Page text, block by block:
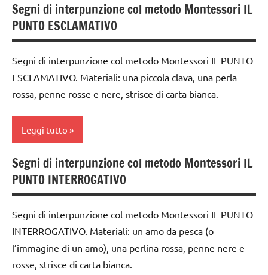
Montessori
TUTTI GLI
PER ETA'
ARTICOLI
classe
1a
2a
6
anni
GUIDA
MONTESSORI
Montessori
MONTESSORI
Segni di interpunzione col metodo Montessori IL
PUNTO ESCLAMATIVO
Segni di interpunzione col metodo Montessori IL PUNTO
ESCLAMATIVO. Materiali: una piccola clava, una perla
rossa, penne rosse e nere, strisce di carta bianca.
Leggi tutto
classe
1a
2a
6
anni
Segni di interpunzione col metodo Montessori IL
PUNTO INTERROGATIVO
Segni di interpunzione col metodo Montessori IL PUNTO
INTERROGATIVO. Materiali: un amo da pesca (o
l’immagine di un amo), una perlina rossa, penne nere e
rosse, strisce di carta bianca.